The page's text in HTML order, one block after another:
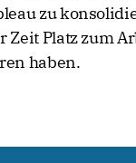
zu
Zeit Platz zum
haben.